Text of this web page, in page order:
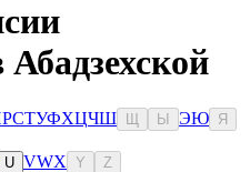
РСТУФХЦЧШ Ы ЭЮ Я
U VWX Y Z